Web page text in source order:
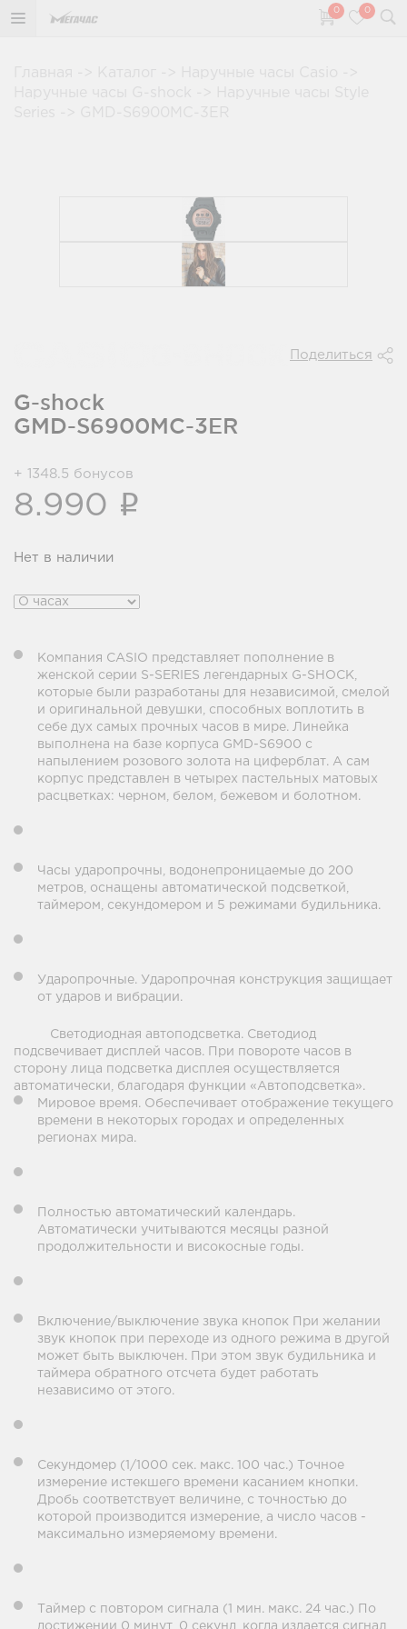
0 0
Поделиться
G-shock
GMD-S6900MC-3ER
+ 1348.5 бонусов
8.990 i
Нет в наличии
Компания CASIO представляет пополнение в
женской серии S-SERIES легендарных G-SHOCK,
которые были разработаны для независимой, смелой
и оригинальной девушки, способных воплотить в
себе дух самых прочных часов в мире. Линейка
выполнена на базе корпуса GMD-S6900 c
напылением розового золота на циферблат. А сам
корпус представлен в четырех пастельных матовых
расцветках: черном, белом, бежевом и болотном.
Часы ударопрочны, водонепроницаемые до 200
метров, оснащены автоматической подсветкой,
таймером, секундомером и 5 режимами будильника.
Ударопрочные. Ударопрочная конструкция защищает
от ударов и вибрации.
Светодиодная автоподсветка. Светодиод
подсвечивает дисплей часов. При повороте часов в
сторону лица подсветка дисплея осуществляется
автоматически, благодаря функции «Автоподсветка».
Мировое время. Обеспечивает отображение текущего
времени в некоторых городах и определенных
регионах мира.
Полностью автоматический календарь.
Автоматически учитываются месяцы разной
продолжительности и високосные годы.
Включение/выключение звука кнопок При желании
звук кнопок при переходе из одного режима в другой
может быть выключен. При этом звук будильника и
таймера обратного отсчета будет работать
независимо от этого.
Секундомер (1/1000 сек. макс. 100 час.) Точное
измерение истекшего времени касанием кнопки.
Дробь соответствует величине, с точностью до
которой производится измерение, а число часов -
максимально измеряемому времени.
Таймер с повтором сигнала (1 мин. макс. 24 час.) По
достижении 0 минут, 0 секунд, когда издается сигнал,